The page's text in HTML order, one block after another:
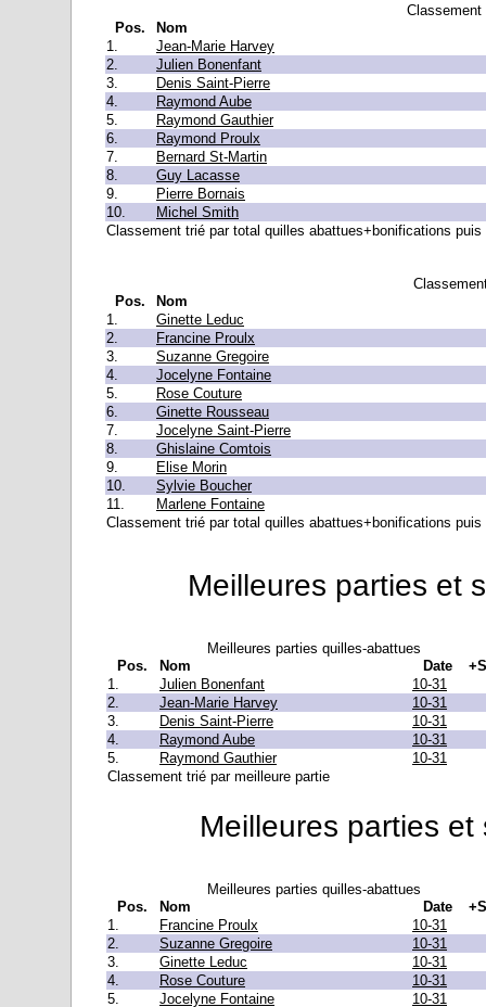
Classement
Pos.
Nom
1.
Jean-Marie Harvey
2.
Julien Bonenfant
3.
Denis Saint-Pierre
4.
Raymond Aube
5.
Raymond Gauthier
6.
Raymond Proulx
7.
Bernard St-Martin
8.
Guy Lacasse
9.
Pierre Bornais
10.
Michel Smith
Classement trié par total quilles abattues+bonifications
Pos.
Nom
1.
Ginette Leduc
2.
Francine Proulx
3.
Suzanne Gregoire
4.
Jocelyne Fontaine
5.
Rose Couture
6.
Ginette Rousseau
7.
Jocelyne Saint-Pierre
8.
Ghislaine Comtois
9.
Elise Morin
10.
Sylvie Boucher
11.
Marlene Fontaine
Classement trié par total quilles abattues+bonifications
Meilleures parties et
Meilleures parties quilles-abattues
Pos.
Nom Date
1.
Julien Bonenfant
10-31
2.
Jean-Marie Harvey
10-31
3.
Denis Saint-Pierre
10-31
4.
Raymond Aube
10-31
5.
Raymond Gauthier
10-31
Classement trié par meilleure partie
Meilleures parties
Meilleures parties quilles-abattues
Pos.
Nom Date
1.
Francine Proulx
10-31
2.
Suzanne Gregoire
10-31
3.
Ginette Leduc
10-31
4.
Rose Couture
10-31
5.
Jocelyne Fontaine 10-31